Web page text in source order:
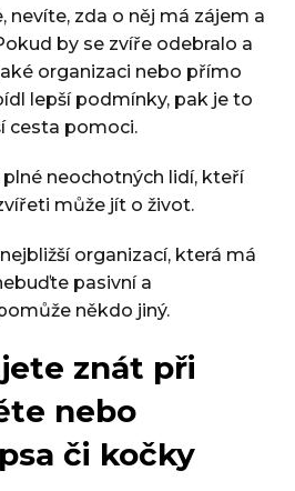
nevíte, zda o něj má zájem a
by se zvíře odebralo a
organizaci nebo přímo
lepší podmínky, pak je to
cesta pomoci.
neochotných lidí, kteří
může jít o život.
organizací, která má
pasivní a
někdo jiný.
znát při
nebo
či kočky